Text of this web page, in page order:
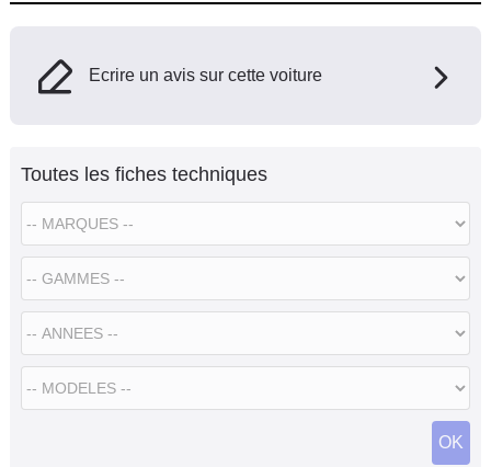
Ecrire un avis sur cette voiture
Toutes les fiches techniques